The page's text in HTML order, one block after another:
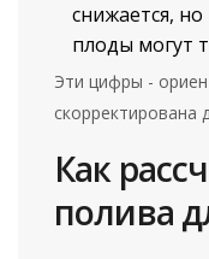
снижается,
плоды могут
Эти цифры -
скорректирована
Как
полива